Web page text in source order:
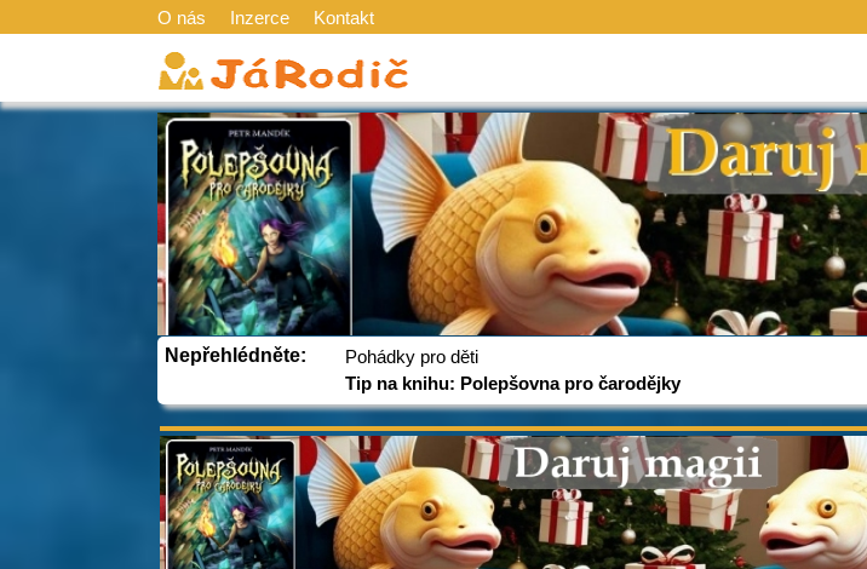
O nás Inzerce Kontakt
Nepřehlédněte:
Pohádky pro děti
Tip na knihu: Polepšovna pro čarodějky